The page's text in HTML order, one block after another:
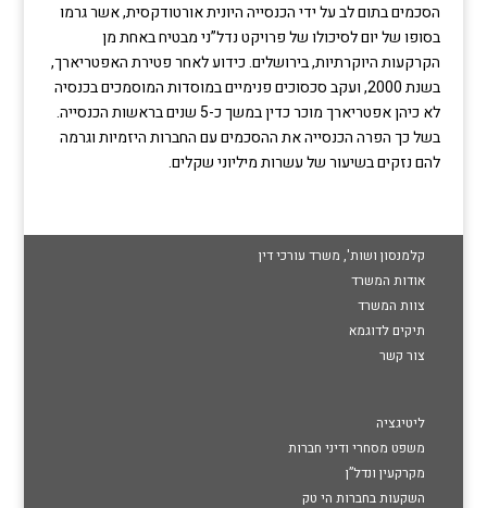
הסכמים בתום לב על ידי הכנסייה היונית אורטודקסית, אשר גרמו
בסופו של יום לסיכולו של פרויקט נדל”ני מבטיח באחת מן
הקרקעות היוקרתיות, בירושלים. כידוע לאחר פטירת האפטריארך,
בשנת 2000, ועקב סכסוכים פנימיים במוסדות המוסמכים בכנסיה
לא כיהן אפטריארך מוכר כדין במשך כ-5 שנים בראשות הכנסייה.
בשל כך הפרה הכנסייה את ההסכמים עם החברות היזמיות וגרמה
להם נזקים בשיעור של עשרות מיליוני שקלים.
קלמנסון ושות', משרד עורכי דין
אודות המשרד
צוות המשרד
תיקים לדוגמא
צור קשר
ליטיגציה
משפט מסחרי ודיני חברות
מקרקעין ונדל”ן
השקעות בחברות הי טק